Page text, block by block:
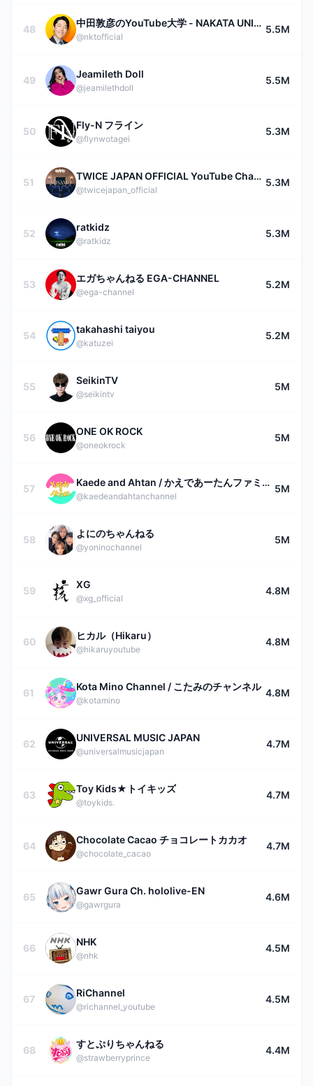
48
中田敦彦のYouTube大学 - NAKATA UNIVERSITY
@nktofficial
5.5M
49
Jeamileth Doll
@jeamilethdoll
5.5M
50
Fly-N フライン
@flynwotagei
5.3M
51
TWICE JAPAN OFFICIAL YouTube Channel
@twicejapan_official
5.3M
52
ratkidz
@ratkidz
5.3M
53
エガちゃんねる EGA-CHANNEL
@ega-channel
5.2M
54
takahashi taiyou
@katuzei
5.2M
55
SeikinTV
@seikintv
5M
56
ONE OK ROCK
@oneokrock
5M
57
Kaede and Ahtan / かえであーたんファミリーCHANNEL
@kaedeandahtanchannel
5M
58
よにのちゃんねる
@yoninochannel
5M
59
XG
@xg_official
4.8M
60
ヒカル（Hikaru）
@hikaruyoutube
4.8M
61
Kota Mino Channel / こたみのチャンネル
@kotamino
4.8M
62
UNIVERSAL MUSIC JAPAN
@universalmusicjapan
4.7M
63
Toy Kids★トイキッズ
@toykids.
4.7M
64
Chocolate Cacao チョコレートカカオ
@chocolate_cacao
4.7M
65
Gawr Gura Ch. hololive-EN
@gawrgura
4.6M
66
NHK
@nhk
4.5M
67
RiChannel
@richannel_youtube
4.5M
68
すとぷりちゃんねる
@strawberryprince
4.4M